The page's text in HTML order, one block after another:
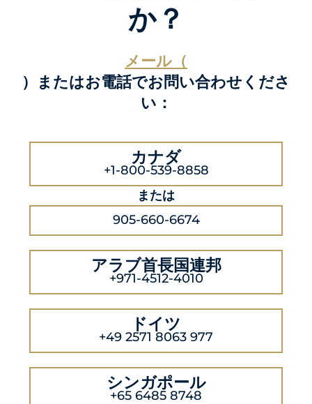
か？
メール（
）またはお電話でお問い合わせくださ
い：
カナダ
+1-800-539-8858
または
905-660-6674
アラブ首長国連邦
+971-4512-4010
ドイツ
+49 2571 8063 977
シンガポール
+65 6485 8748